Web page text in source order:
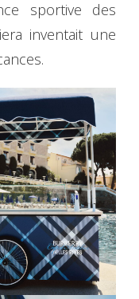
sportive des
inventait une